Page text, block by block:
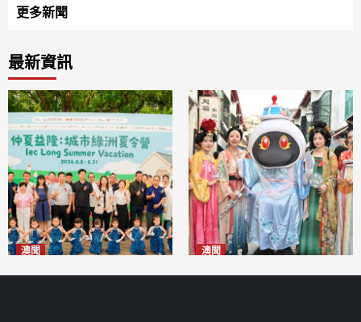
更多新聞
最新資訊
澳聞 澳聞